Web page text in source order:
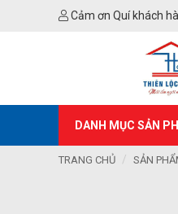
Cảm ơn Quí khách
DANH MỤC SẢN
TRANG CHỦ SẢN